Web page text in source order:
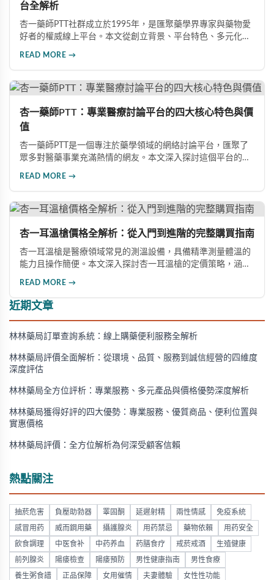
台全解析
杏一藥師PTT社群成立於1995年，是匯聚藥學界專家與藥物愛
好者的權威線上平台。本文從創立背景、平台特色、多元化討
READ MORE →
杏一藥師PTT：專業醫療討論平台的四大核心特色與價
值
杏一藥師PTT是一個專注於藥學領域的網絡討論平台，匯聚了
眾多對醫藥事業充滿熱情的網友。本文深入探討這個平台的四
成為推動醫療領域進步的重要力量。
READ MORE →
杏一耳溫槍價格全解析：從入門到進階的完整購買指南
杏一耳溫槍是醫療領域常見的測溫設備，具備精準測量體溫的
能力且操作簡便。本文深入探討杏一耳溫槍的定價策略，涵蓋
READ MORE →
近期文章
林林藥局訂單查詢系統：線上購藥便利服務全解析
林林藥局評價全面解析：從環境、品質、服務到誠信經營的四維度
深度評估
林林藥局全方位評析：專業服務、多元產品與價格優勢深度解析
林林藥局獲得好評的四大優勢：專業服務、優質商品、便利位置與
實惠價格
林林藥局評價：全方位解析為何深受顧客信賴
熱點關注
抽菸危害 負壓助勃器 睪固酮 延遲射精 兩性情感 免疫系統
感冒用药 威而鋼用藥 攝護腺炎 用药禁忌 藥物依賴 用药安全
飲食調理 中医食补 中药养血 药膳食疗 戒菸戒酒 生殖健康
前列腺炎 陽痿檢查 陽痿預防 男性健康指南 男性食療
養生粥食譜 正品保障 女用催情 夫妻體驗 女性性功能